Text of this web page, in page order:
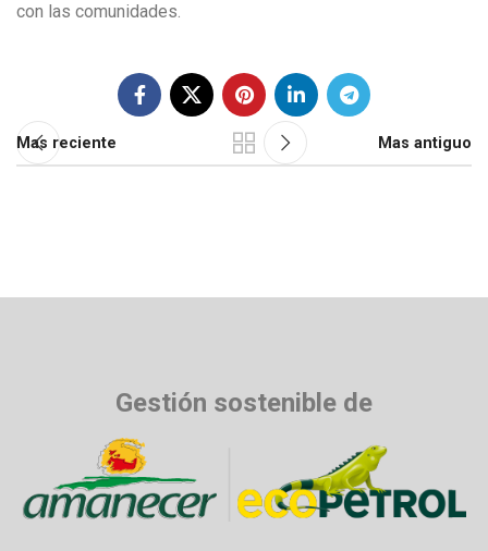
con las comunidades.
Mas reciente Mas antiguo
Gestión sostenible de